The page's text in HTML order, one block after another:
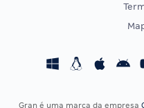
Concursos Fiscais
Gran é uma marca da empresa